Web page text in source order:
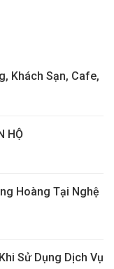
Khách Sạn, Cafe,
HỘ
Hoàng Tại Nghệ
Sử Dụng Dịch Vụ